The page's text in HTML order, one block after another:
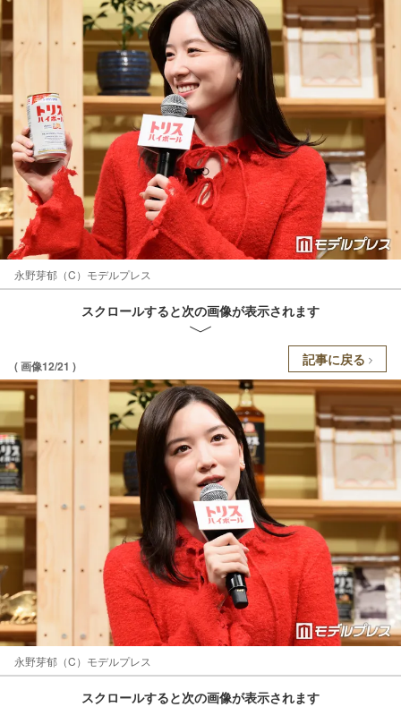
永野芽郁（C）モデルプレス
スクロールすると次の画像が表示されます
( 画像12/21 ) 記事に戻る
永野芽郁（C）モデルプレス
スクロールすると次の画像が表示されます